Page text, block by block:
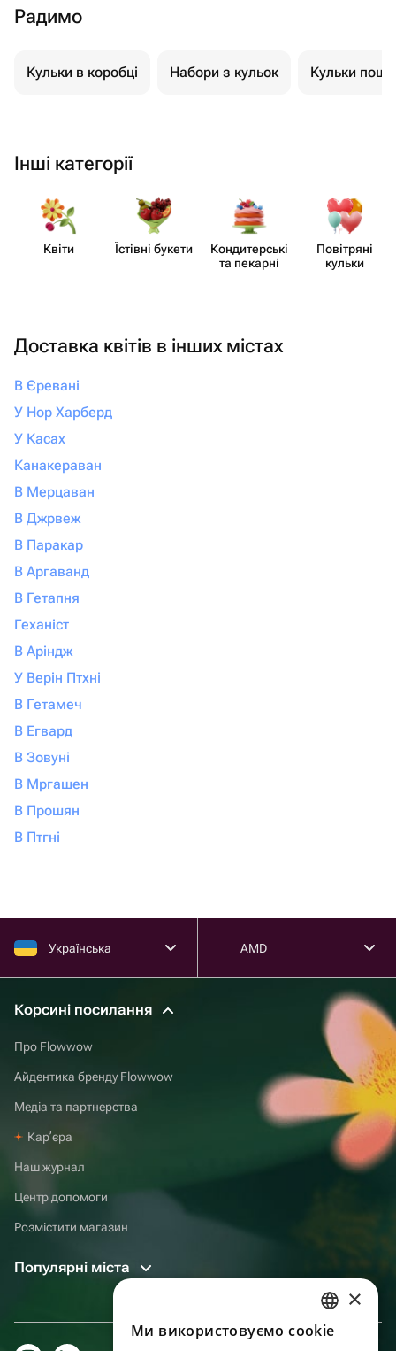
Радимо
Кульки в коробці Набори з кульок Кульки
Інші категорії
Квіти Їстівні букети
Кондит​ерські
та пекарні
Повітряні
кульки
Доставка квітів в інших містах
В Єревані
У Нор Харберд
У Касах
Канакераван
В Мерцаван
В Джрвеж
В Паракар
В Аргаванд
В Гетапня
Геханіст
В Аріндж
У Верін Птхні
В Гетамеч
В Егвард
В Зовуні
В Мргашен
В Прошян
В Птгні
Українська AMD
Корсині посилання
Про Flowwow
Айдентика бренду Flowwow
Медіа та партнерства
Карʼєра
Наш журнал
Центр допомоги
Розмістити магазин
Популярні міста
RUSSIAN
×
Ми використовуємо cookie